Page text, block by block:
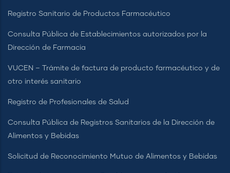
Registro Sanitario de Productos Farmacéutico
Consulta Pública de Establecimientos autorizados por la
Dirección de Farmacia
VUCEN – Trámite de factura de producto farmacéutico y de
otro interés sanitario
Registro de Profesionales de Salud
Consulta Pública de Registros Sanitarios de la Dirección de
Alimentos y Bebidas
Solicitud de Reconocimiento Mutuo de Alimentos y Bebidas